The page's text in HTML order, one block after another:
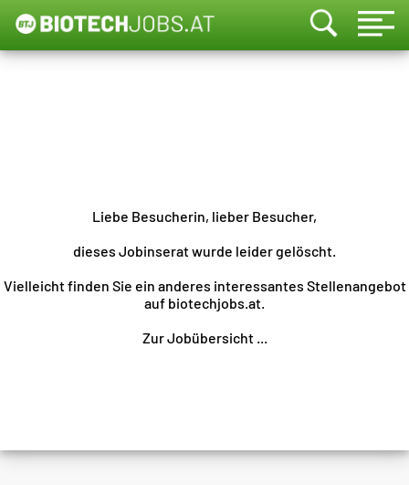
Liebe Besucherin, lieber Besucher,
dieses Jobinserat wurde leider gelöscht.
Vielleicht finden Sie ein anderes interessantes Stellenangebot
auf biotechjobs.at.
Zur Jobübersicht ...